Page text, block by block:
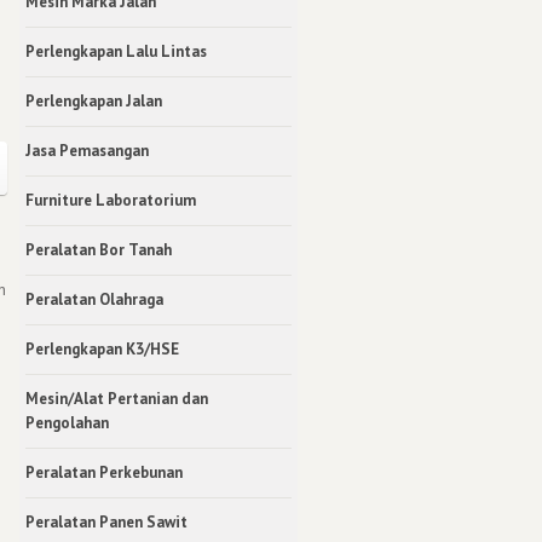
Perlengkapan Lalu Lintas
Perlengkapan Jalan
Jasa Pemasangan
Furniture Laboratorium
Peralatan Bor Tanah
Peralatan Olahraga
Perlengkapan K3/HSE
Mesin/Alat Pertanian dan
Pengolahan
Peralatan Perkebunan
Peralatan Panen Sawit